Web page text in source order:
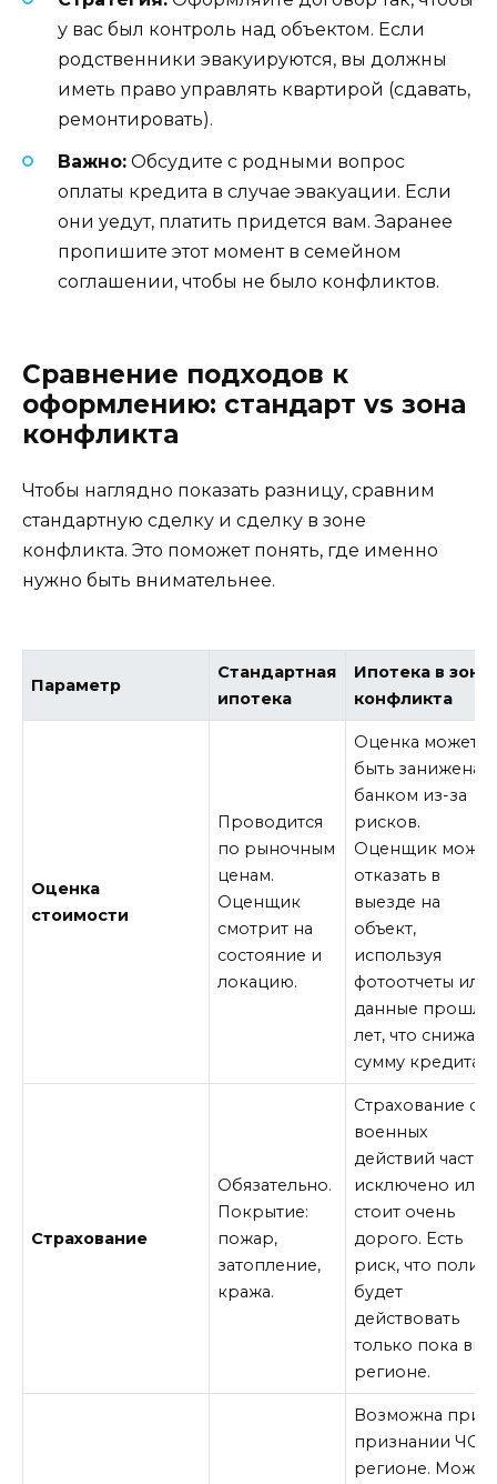
у вас был контроль над объектом. Если
родственники эвакуируются, вы должны
иметь право управлять квартирой (сдавать,
ремонтировать).
Важно: Обсудите с родными вопрос
оплаты кредита в случае эвакуации. Если
они уедут, платить придется вам. Заранее
пропишите этот момент в семейном
соглашении, чтобы не было конфликтов.
Сравнение подходов к
оформлению: стандарт vs зона
конфликта
Чтобы наглядно показать разницу, сравним
стандартную сделку и сделку в зоне
конфликта. Это поможет понять, где именно
нужно быть внимательнее.
Параметр
Стандартная
ипотека
Ипотека в зоне
конфликта
Оценка
стоимости
Проводится
по рыночным
ценам.
Оценщик
смотрит на
состояние и
локацию.
Оценка может
быть занижена
банком из-за
рисков.
Оценщик может
отказать в
выезде на
объект,
используя
фотоотчеты или
данные
лет, что снижает
сумму кредита.
Страхование
Обязательно.
Покрытие:
пожар,
затопление,
кража.
Страхование от
военных
действий часто
исключено или
стоит очень
дорого. Есть
риск, что полис
будет
действовать
только пока вы
регионе.
Возможна при
признании ЧС в
регионе. Может